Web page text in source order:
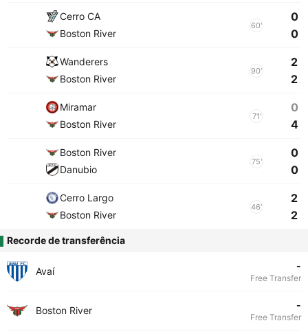
Cerro CA
Boston River
60'
0
0
Wanderers
Boston River
90'
2
2
Miramar
Boston River
71'
0
4
Boston River
Danubio
75'
0
0
Cerro Largo
Boston River
46'
2
2
Recorde de transferência
Avaí -
Free Transfer
Boston River -
Free Transfer